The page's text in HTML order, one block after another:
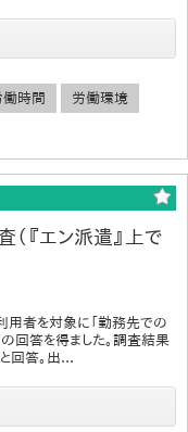
働時間 労働環境
（『エン派遣』上で
用者を対象に「勤務先での
回答を得ました。調査結果
回答。出...